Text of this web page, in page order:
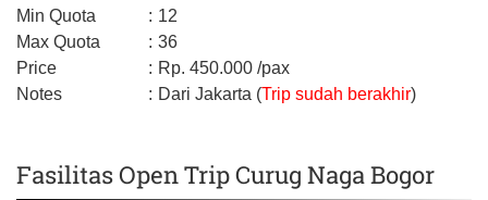
Min Quota
: 12
Max Quota
: 36
Price
: Rp. 450.000 /pax
Notes
: Dari Jakarta (Trip sudah berakhir)
Fasilitas Open Trip Curug Naga Bogor